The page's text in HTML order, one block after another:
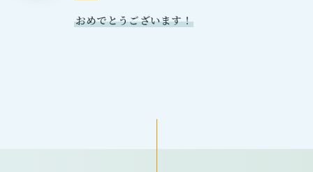
おめでとうございます！